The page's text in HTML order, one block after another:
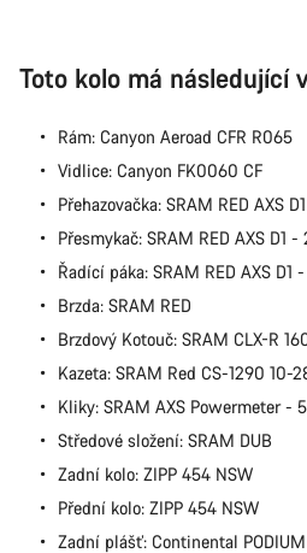
Toto kolo má následující
Rám: Canyon Aeroad CFR R065
Vidlice: Canyon FK0060 CF
Přehazovačka: SRAM RED AXS
Přesmykač: SRAM RED AXS D1 -
Řadící páka: SRAM RED AXS D1
Brzda: SRAM RED
Brzdový Kotouč: SRAM CLX-R
Kazeta: SRAM Red CS-1290 10-
Kliky: SRAM AXS Powermeter -
Středové složení: SRAM DUB
Zadní kolo: ZIPP 454 NSW
Přední kolo: ZIPP 454 NSW
Zadní plášť: Continental